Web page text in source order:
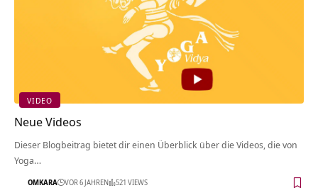
VIDEO
Neue Videos
Dieser Blogbeitrag bietet dir einen Überblick über die Videos, die von
Yoga…
OMKARA VOR 6 JAHREN 521 VIEWS